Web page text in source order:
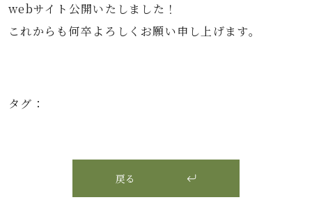
webサイト公開いたしました！
これからも何卒よろしくお願い申し上げます。
タグ：
戻る